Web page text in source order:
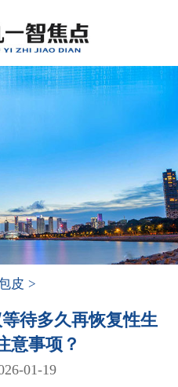
皮 >
待多久再恢复性生
意事项？
01-19